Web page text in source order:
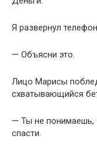
Я развернул
— Объясни это.
Лицо Марисы
схватывающийся
— Ты не понимаешь,
спасти.